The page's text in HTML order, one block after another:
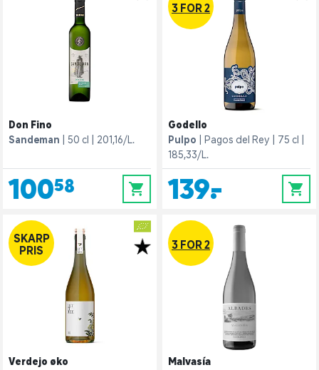
Don Fino
Sandeman
50 cl 201,16/L.
100,58 0
3 FOR 2
Godello
Pulpo
Pagos del Rey
75 cl
185,33/L.
139,- 0
SKARP
PRIS
Verdejo øko
3 FOR 2
Malvasía